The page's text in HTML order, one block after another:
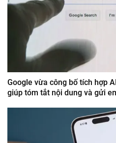
Google vừa công bố tích hợp
giúp tóm tắt nội dung và gửi